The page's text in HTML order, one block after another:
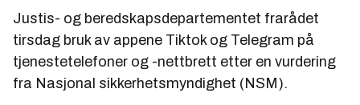
Justis- og beredskapsdepartementet frarådet
tirsdag bruk av appene Tiktok og Telegram på
tjenestetelefoner og -nettbrett etter en vurdering
fra Nasjonal sikkerhetsmyndighet (NSM).